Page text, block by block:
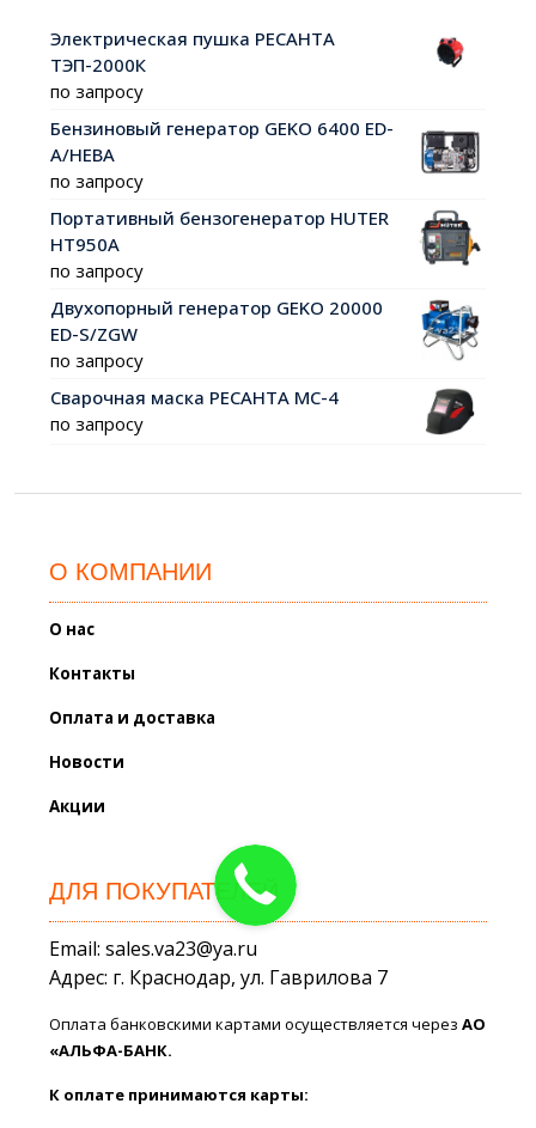
Электрическая пушка РЕСАНТА
ТЭП-2000К
по запросу
Бензиновый генератор GEKO 6400 ED-
A/HEBA
по запросу
Портативный бензогенератор HUTER
HT950A
по запросу
Двухопорный генератор GEKO 20000
ED-S/ZGW
по запросу
Сварочная маска РЕСАНТА МС-4
по запросу
О КОМПАНИИ
О нас
Контакты
Оплата и доставка
Новости
Акции
ДЛЯ ПОКУПАТЕЛЕЙ
Email: sales.va23@ya.ru
Адрес: г. Краснодар, ул. Гаврилова 7
Оплата банковскими картами осуществляется черезАО
«АЛЬФА-БАНК.
К оплате принимаются карты: